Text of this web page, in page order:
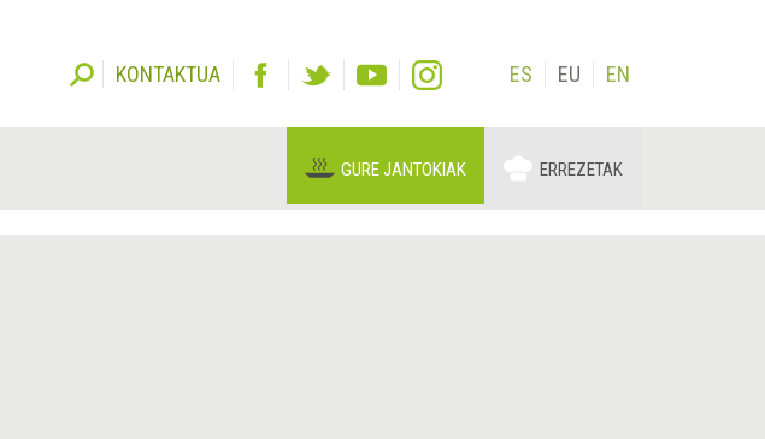
KONTAKTUA ES EU EN
GURE JANTOKIAK ERREZETAK